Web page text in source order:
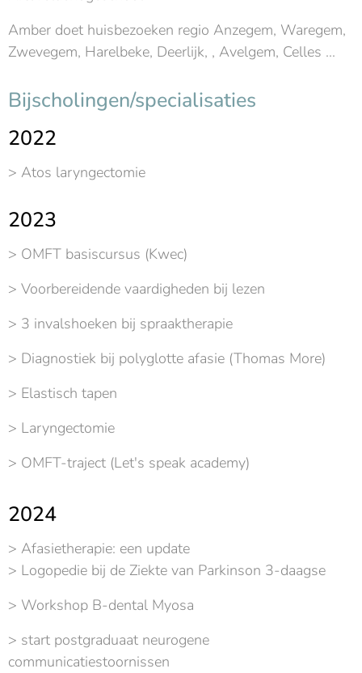
Amber doet huisbezoeken regio Anzegem, Waregem,
Zwevegem, Harelbeke, Deerlijk, , Avelgem, Celles ...
Bijscholingen/specialisaties
2022
> Atos laryngectomie
2023
> OMFT basiscursus (Kwec)
> Voorbereidende vaardigheden bij lezen
> 3 invalshoeken bij spraaktherapie
> Diagnostiek bij polyglotte afasie (Thomas More)
> Elastisch tapen
> Laryngectomie
> OMFT-traject (Let's speak academy)
2024
> Afasietherapie: een update
> Logopedie bij de Ziekte van Parkinson 3-daagse
> Workshop B-dental Myosa
> start postgraduaat neurogene
communicatiestoornissen